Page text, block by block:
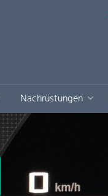
Nachrüstungen